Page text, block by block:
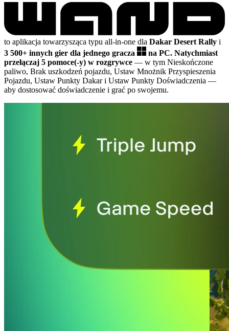
to aplikacja towarzysząca typu all-in-one dla Dakar Desert Rally i
3 500+ innych gier dla jednego gracza
na PC. Natychmiast
przełączaj 5 pomoce(-y) w rozgrywce — w tym Nieskończone
paliwo, Brak uszkodzeń pojazdu, Ustaw Mnożnik Przyspieszenia
Pojazdu, Ustaw Punkty Dakar i Ustaw Punkty Doświadczenia —
aby dostosować doświadczenie i grać po swojemu.